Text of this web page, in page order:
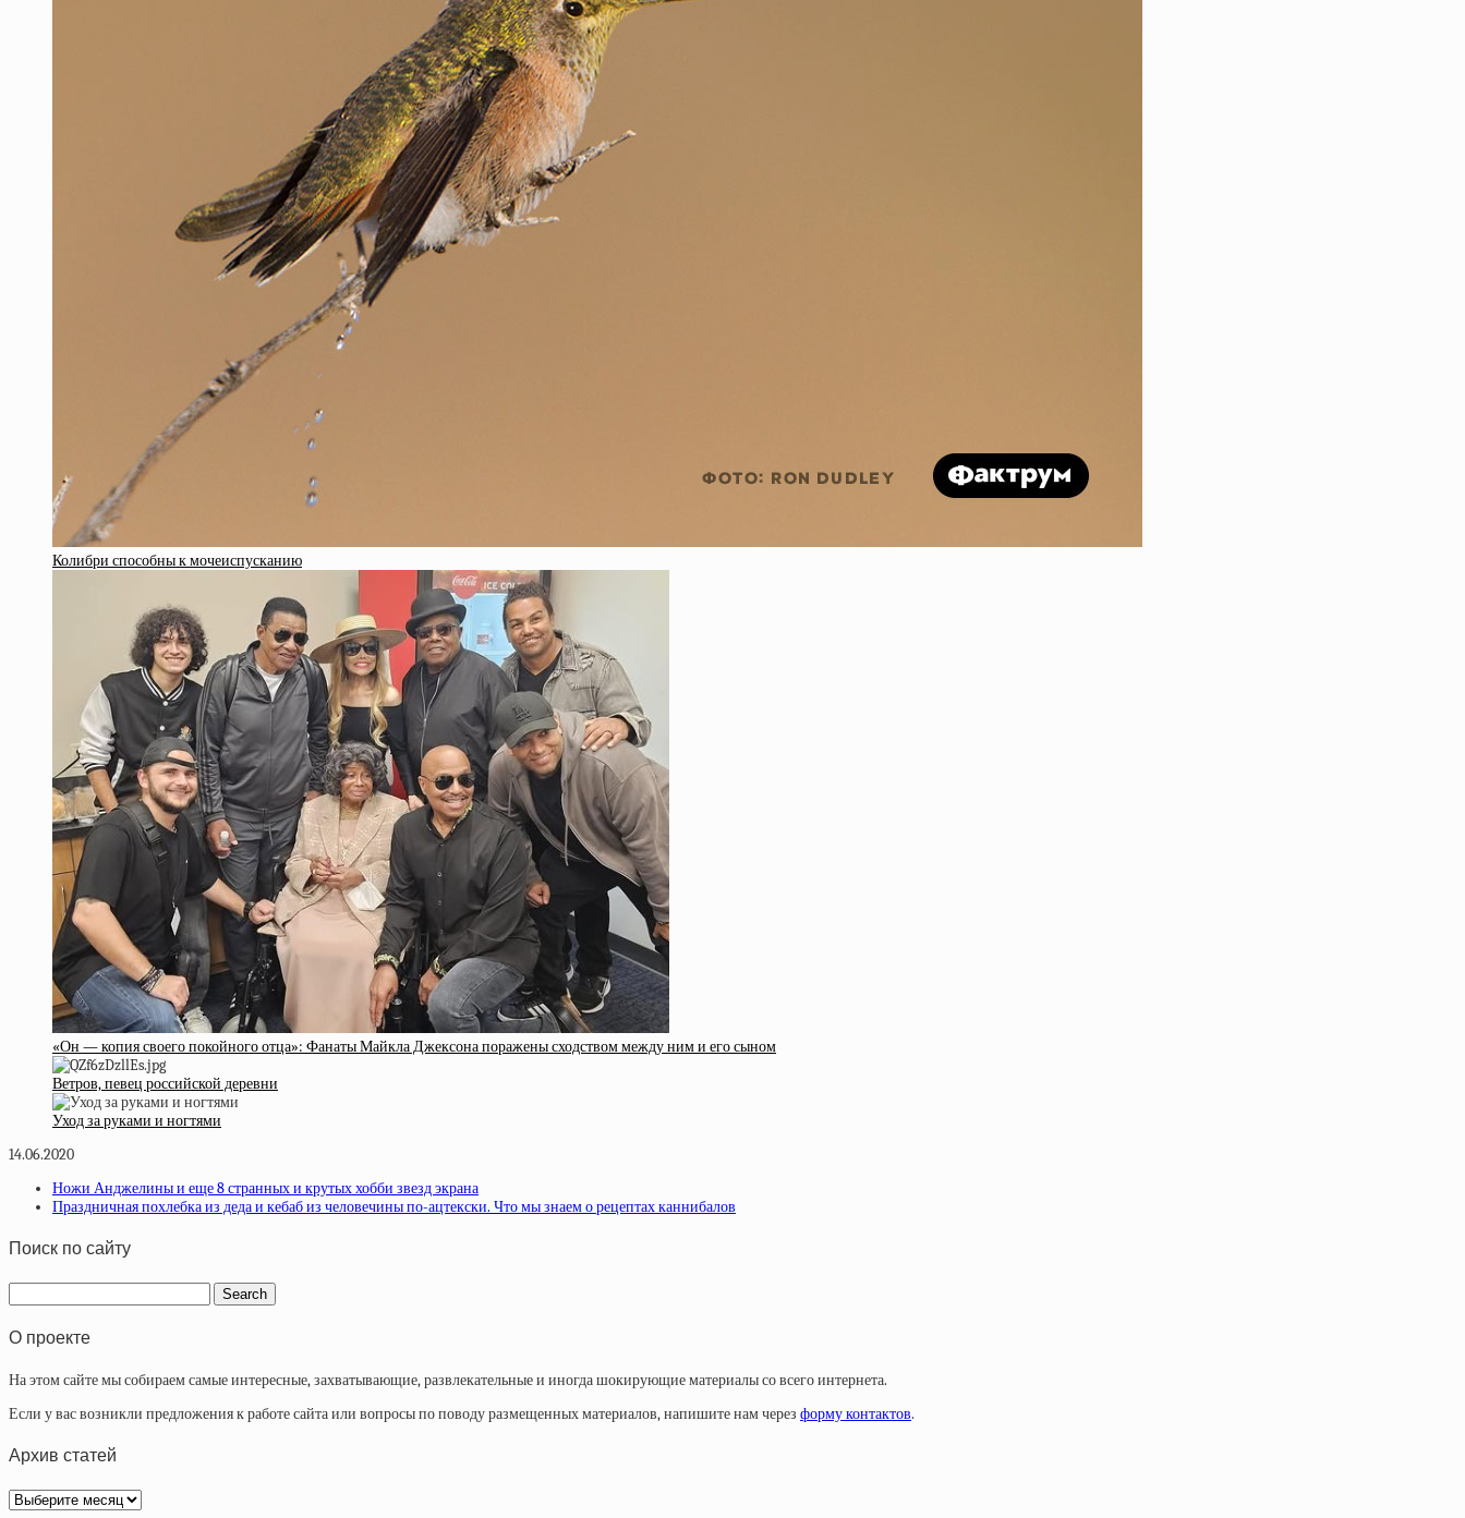
Колибри способны к мочеиспусканию
«Он — копия своего покойного отца»: Фанаты Майкла Джексона поражены сходством между ним и его сыном
Ветров, певец российской деревни
Уход за руками и ногтями
14.06.2020
Ножи Анджелины и еще 8 странных и крутых хобби звезд экрана
Праздничная похлебка из деда и кебаб из человечины по-ацтекски. Что мы знаем о рецептах каннибалов
Поиск по сайту
О проекте
На этом сайте мы собираем самые интересные, захватывающие, развлекательные и иногда шокирующие материалы со всего интернета.
Если у вас возникли предложения к работе сайта или вопросы по поводу размещенных материалов, напишите нам через форму контактов.
Архив статей
Архив